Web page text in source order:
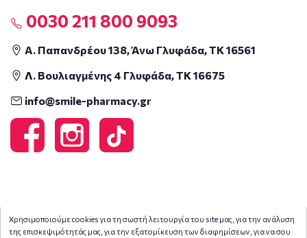
Χρησιμοποιούμε cookies για τη σωστή λειτουργία του site μας, για την ανάλυση
της επισκεψιμότητάς μας, για την εξατομίκευση των διαφημίσεων, για να σου
0030 211 800 9093
Α. Παπανδρέου 138, Άνω Γλυφάδα, ΤΚ 16561
Λ. Βουλιαγμένης 4 Γλυφάδα, ΤΚ 16675
info@smile-pharmacy.gr